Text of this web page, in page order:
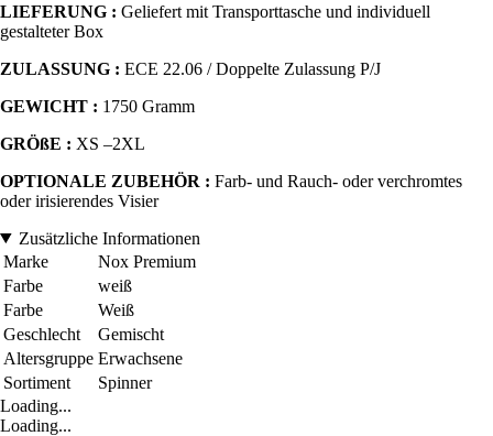
LIEFERUNG : Geliefert mit Transporttasche und individuell
gestalteter Box
ZULASSUNG : ECE 22.06 / Doppelte Zulassung P/J
GEWICHT : 1750 Gramm
GRÖßE : XS –2XL
OPTIONALE ZUBEHÖR : Farb- und Rauch- oder verchromtes
oder irisierendes Visier
Zusätzliche Informationen
Marke
Nox Premium
Farbe
weiß
Farbe
Weiß
Geschlecht
Gemischt
Altersgruppe Erwachsene
Sortiment
Spinner
Loading...
Loading...